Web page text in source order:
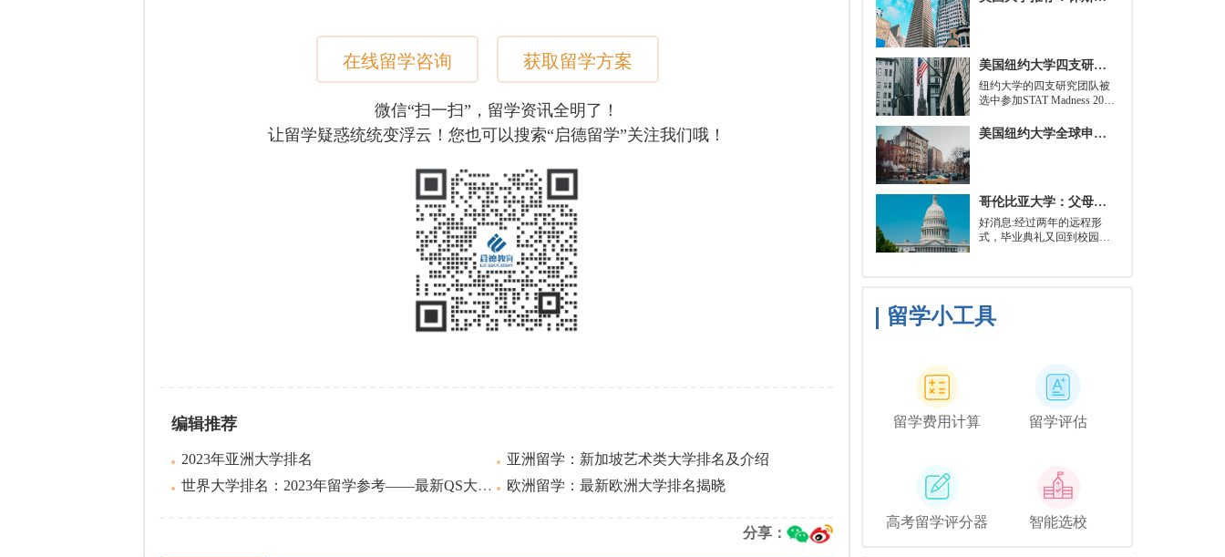
在线留学咨询 获取留学方案
微信“扫一扫”，留学资讯全明了！
让留学疑惑统统变浮云！您也可以搜索“启德留学”关注我们哦！
编辑推荐
2023年亚洲大学排名
亚洲留学：新加坡艺术类大学排名及介绍
世界大学排名：2023年留学参考——最新QS大学排名
欧洲留学：最新欧洲大学排名揭晓
分享：
下，你只需要一个理论基础
就可以开始就读这类项目：
即先参加几门先修课程，通
常包括程序语言，如
Python、微积分和计算机科
学相关课程。
美国纽约大学四支研究团队被选中参加STAT Madness 2022竞赛
​纽约大学的四支研究团队被
选中参加STAT Madness 2022
三月疯狂启发的健康和科学
美国纽约大学全球申请群体规模不断扩大
哥伦比亚大学：父母参加毕业典礼可以做什么？
好消息:经过两年的远程形
式，毕业典礼又回到校园了!
旅行，或者如果你想和你的
朋友们共度时光，也许你可
留学小工具
留学费用计算 留学评估
高考留学评分器 智能选校